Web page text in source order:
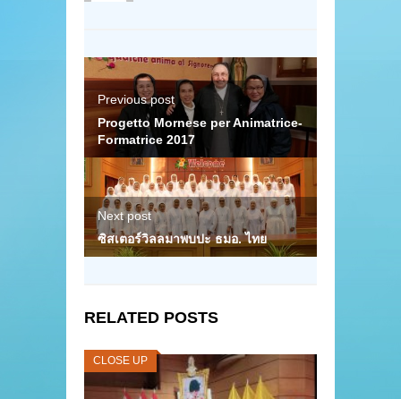
Previous post
Progetto Mornese per Animatrice-
Formatrice 2017
Next post
ซิสเตอร์วิลลมาพบปะ ธมอ. ไทย
RELATED POSTS
CLOSE UP